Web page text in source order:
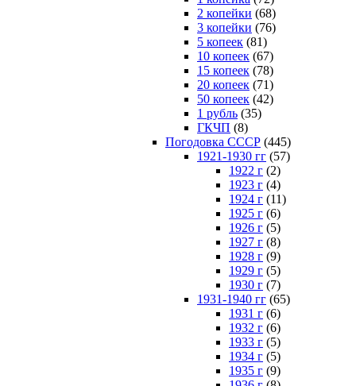
2 копейки (68)
3 копейки (76)
5 копеек (81)
10 копеек (67)
15 копеек (78)
20 копеек (71)
50 копеек (42)
1 рубль (35)
ГКЧП (8)
Погодовка СССР (445)
1921-1930 гг (57)
1922 г (2)
1923 г (4)
1924 г (11)
1925 г (6)
1926 г (5)
1927 г (8)
1928 г (9)
1929 г (5)
1930 г (7)
1931-1940 гг (65)
1931 г (6)
1932 г (6)
1933 г (5)
1934 г (5)
1935 г (9)